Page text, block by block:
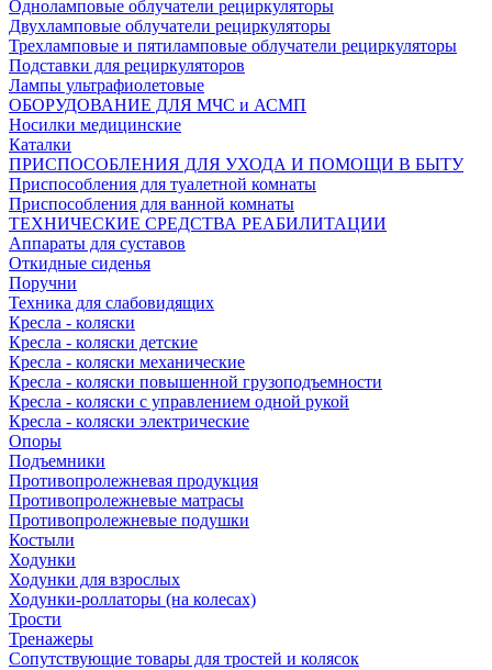
Одноламповые облучатели рециркуляторы
Двухламповые облучатели рециркуляторы
Трехламповые и пятиламповые облучатели рециркуляторы
Подставки для рециркуляторов
Лампы ультрафиолетовые
ОБОРУДОВАНИЕ ДЛЯ МЧС и АСМП
Носилки медицинские
Каталки
ПРИСПОСОБЛЕНИЯ ДЛЯ УХОДА И ПОМОЩИ В БЫТУ
Приспособления для туалетной комнаты
Приспособления для ванной комнаты
ТЕХНИЧЕСКИЕ СРЕДСТВА РЕАБИЛИТАЦИИ
Аппараты для суставов
Откидные сиденья
Поручни
Техника для слабовидящих
Кресла - коляски
Кресла - коляски детские
Кресла - коляски механические
Кресла - коляски повышенной грузоподъемности
Кресла - коляски с управлением одной рукой
Кресла - коляски электрические
Опоры
Подъемники
Противопролежневая продукция
Противопролежневые матрасы
Противопролежневые подушки
Костыли
Ходунки
Ходунки для взрослых
Ходунки-роллаторы (на колесах)
Трости
Тренажеры
Сопутствующие товары для тростей и колясок